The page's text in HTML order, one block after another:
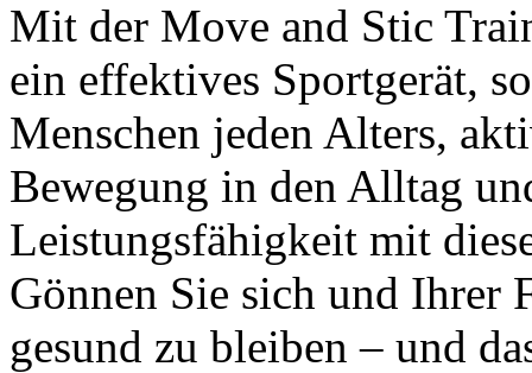
Mit der Move and Stic
ein effektives Sportgerät,
Menschen jeden Alters,
Bewegung in den Alltag
Leistungsfähigkeit mit
Gönnen Sie sich und Ihrer
gesund zu bleiben – und